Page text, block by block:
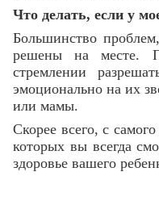
Что делать, если у
Большинство
решены на месте.
стремлении
эмоционально на их
или мамы.
Скорее всего, с
которых вы всегда
здоровье вашего